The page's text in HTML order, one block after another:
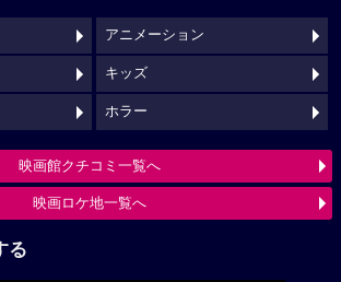
アニメーション
キッズ
ホラー
映画館クチコミ一覧へ
映画ロケ地一覧へ
る